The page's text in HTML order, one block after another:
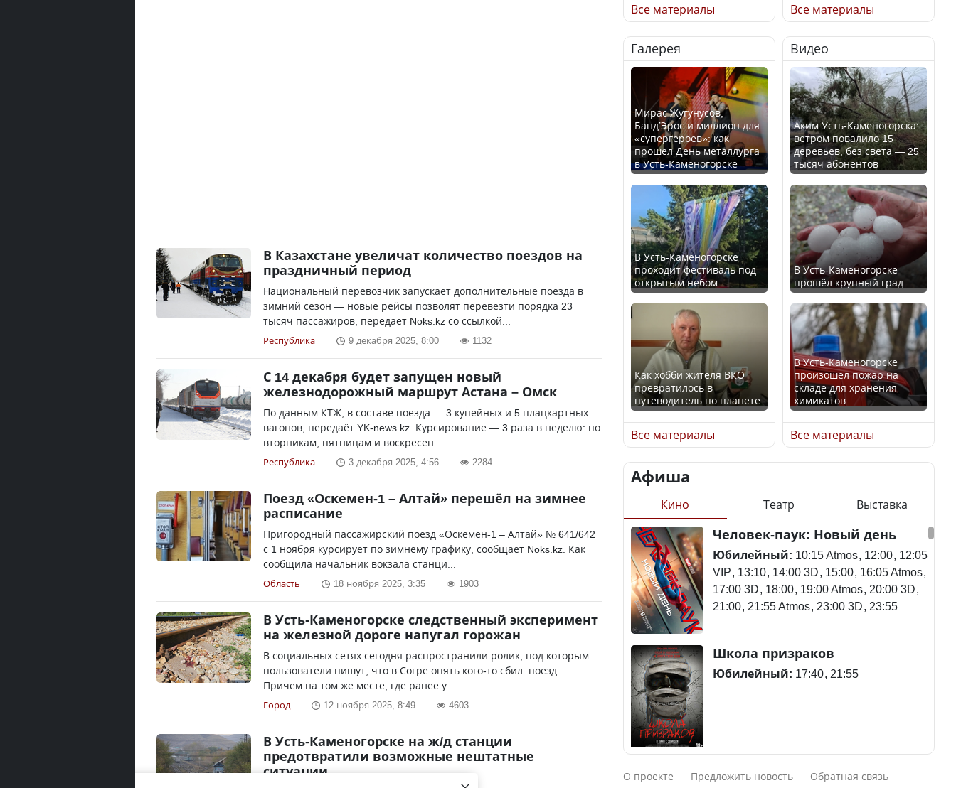
В Казахстане увеличат количество поездов на
праздничный период
Национальный перевозчик запускает дополнительные поезда в
зимний сезон — новые рейсы позволят перевезти порядка 23
тысяч пассажиров, передает Noks.kz со ссылкой...
Республика 9 декабря 2025, 8:00 1132
С 14 декабря будет запущен новый
железнодорожный маршрут Астана – Омск
По данным КТЖ, в составе поезда — 3 купейных и 5 плацкартных
вагонов, передаёт YK-news.kz. Курсирование — 3 раза в неделю: по
вторникам, пятницам и воскресен...
Республика 3 декабря 2025, 4:56 2284
Поезд «Оскемен-1 – Алтай» перешёл на зимнее
расписание
Пригородный пассажирский поезд «Оскемен-1 – Алтай» № 641/642
с 1 ноября курсирует по зимнему графику, сообщает Noks.kz. Как
сообщила начальник вокзала станци...
Область 18 ноября 2025, 3:35 1903
В Усть-Каменогорске следственный эксперимент
на железной дороге напугал горожан
В социальных сетях сегодня распространили ролик, под которым
пользователи пишут, что в Согре опять кого-то сбил поезд.
Причем на том же месте, где ранее у...
Город 12 ноября 2025, 8:49 4603
В Усть-Каменогорске на ж/д станции
предотвратили возможные нештатные
ситуации
Будут ли представлены
интересы регионов в
Курултае?
Ең төменгі жалақы,
алимент, экология: жеті
партия сайлаушылармен
нені талқылап жатыр?
Минимальная зарплата,
алименты, экология — о
чем говорят с
избирателями
представители партий
Министр рассказал, из
чего делают колбасу в
Казахстане
Министр объяснил,
почему казахстанские
товары могут стоить
дороже импортных
Курултай – 2026: в списки
избирателей по стране
внесены 12 605 788
человек
сентябре ожидается
Все материалы
В РФ вынесен заочный
приговор по уголовному
делу об убийстве Игоря
Талькова
В России введены
дополнительные
ограничения для
казахстанских прав
Трамп официально
вступил в должность
президента США
Луну признали объектом
культурного наследия,
находящегося под
угрозой исчезновения
Станет ли
метапневмовирус
эпидемией, рассказали в
ВОЗ
потерпел крушение в
Южной Корее, погибли
120 человек
Актау: Путин принес
Все материалы
Галерея
Мирас Жугунусов,
Банд’Эрос и миллион для
«супергероев»: как
прошел День металлурга
в Усть-Каменогорске
В Усть-Каменогорске
проходит фестиваль под
открытым небом
Как хобби жителя ВКО
превратилось в
путеводитель по планете
Все материалы
Видео
Аким Усть-Каменогорска:
ветром повалило 15
деревьев, без света — 25
тысяч абонентов
В Усть-Каменогорске
прошёл крупный град
В Усть-Каменогорске
произошел пожар на
складе для хранения
химикатов
Все материалы
Афиша
Кино Театр Выставка
Человек-паук: Новый день
Юбилейный: 10:15 Atmos 12:00 12:05
VIP 13:10 14:00 3D 15:00 16:05 Atmos
17:00 3D 18:00 19:00 Atmos 20:00 3D
21:00 21:55 Atmos 23:00 3D 23:55
Школа призраков
Юбилейный: 17:40 21:55
Смешарики сквозь вселенные
О проекте Предложить новость
Обратная связь